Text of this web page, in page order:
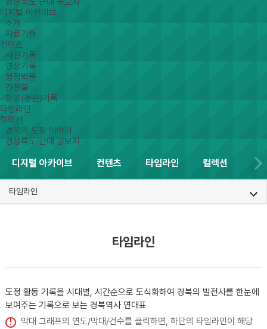
디지털 아카이브
소개
자료기증
컨텐츠
사진기록
영상기록
행정박물
간행물
항공(경관)기록
타임라인
컬렉션
경북의 도정 이야기
경상북도 근대 공보지
디지털 아카이브 컨텐츠 타임라인 컬렉션
타임라인
타임라인
도정 활동 기록을 시대별, 시간순으로 도식화하여 경북의 발전사를 한눈에
보여주는 기록으로 보는 경북역사 연대표
막대 그래프의 연도/막대/건수를 클릭하면, 하단의 타임라인이 해당